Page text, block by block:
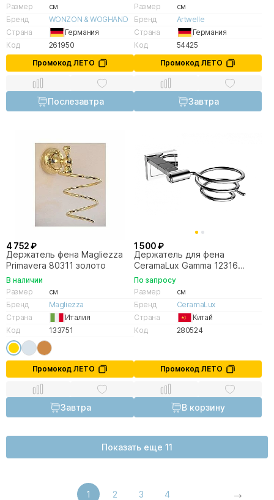
Размер
см
Бренд
WONZON & WOGHAND
Страна
Германия
Код
261950
Промокод ЛЕТО
Послезавтра
Размер
см
Бренд
Artwelle
Страна
Германия
Код
54425
Промокод ЛЕТО
Завтра
4 752 ₽
Держатель фена Magliezza
Primavera 80311 золото
В наличии
Размер
см
Бренд
Magliezza
Страна
Италия
Код
133751
Промокод ЛЕТО
Завтра
1 500 ₽
Держатель для фена
CeramaLux Gamma 12316
хром
По запросу
Размер
см
Бренд
CeramaLux
Страна
Китай
Код
280524
Промокод ЛЕТО
В корзину
Показать еще 11
1 2 3 4